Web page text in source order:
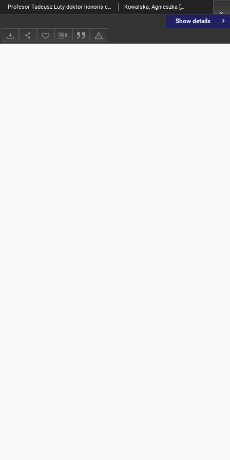
Show details
Profesor Tadeusz Luty doktor honoris causa Politechniki Koszalińskiej : 5 VI 2008 Kowalska, Agnieszka [Red.]; Krzyżyński, Tomasz [Red.]